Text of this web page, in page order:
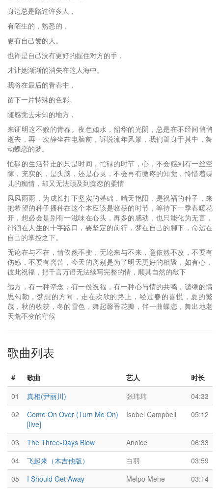
身边总是路过许多人，
有陌生的，熟悉的，
更有自己爱的人。
也许是自己没有更好的握住对方的手，
才让她渐渐的消失在这人海中。
我将在最后的青春中，
留下一片特殊的色彩。
随感觉去未知的地方，
来证明这不败的青春。夜色如水，韶华的光阴，总是在不经间悄悄
逝去，再一次静坐在电脑前，诉说流年风景，我们置身于其中，舞
动蝶恋的梦。
忙碌的生活带走的只是时间，忙碌的时节，心，不会感到有一丝空
隙，充实的，是头脑，还是心灵，不会再有微疼的知觉，怜惜着蝶
儿的痴情，却又无法顾及到痴恋的柔情
风风雨雨，为成长打下坚实的基础，晴天艳阳，是祝福的种子，来
把希望的种子播种在这个本应该是收获的时节，等待下一季春暖花
开，想必会是别有一滋味在心头，再多的感动，也只能化为无言，
徘徊在人生的十字路口，要坚定的前行，梦在自己的脚下，命运在
自己的掌控之下。
无论在与不在，情依然不变，无论来与不来，意依然不改，不要有
伤感，不要有离苦，今天的离别是为了明天更好的相聚，如有心，
彼此祝福，把千言万语无法续写完整的情，顺其自然的敲下
远方，有一种牵念，有一份祝福，有一种心与情的共鸣，谴绻的情
思勾勒，梦想的方向，走在欢欣的路上，经过春的喜悦，夏的繁
茂，秋的收获，冬的雪色，舞起馨香花瓣，伴一曲蝶恋，舞出地老
天荒不变的守候
歌曲列表
# 歌曲 艺人
时长
01
真相(尹丽川) 张玮玮
04:33
02
Come On Over (Turn Me On)
[live]
Isobel Campbell 05:12
03 The Three-Days Blow Anoice
06:33
04
飞起来（木吉他版） 白羽
03:59
05
I Should Get Away Melpo Mene
03:14